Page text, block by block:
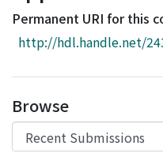
Library Network
Permanent URI for this
http://hdl.handle.net/
Browse